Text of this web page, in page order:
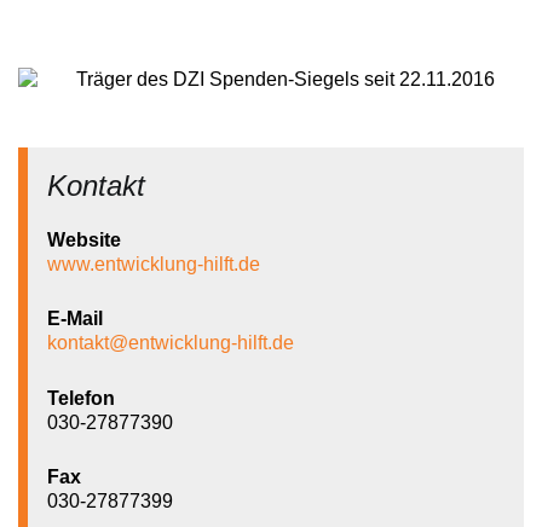
Träger des DZI Spenden-Siegels seit 22.11.2016
Kontakt
Website
www.entwicklung-hilft.de
E-Mail
kontakt@entwicklung-hilft.de
Telefon
030-27877390
Fax
030-27877399